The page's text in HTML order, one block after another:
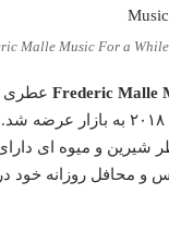
عطری
شیرین و میوه ای
و محافل روزانه خود